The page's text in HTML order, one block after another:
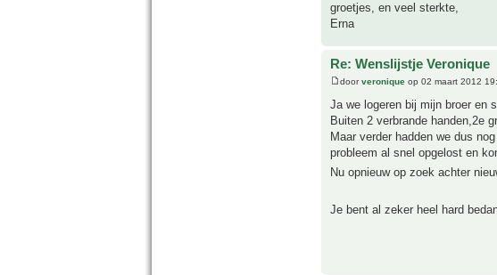
groetjes, en veel sterkte,
Erna
Re: Wenslijstje Veronique
doorveronique op 02 maart 2012
Ja we logeren bij mijn broer en
Buiten 2 verbrande handen,2e
Maar verder hadden we dus
probleem al snel opgelost en
Nu opnieuw op zoek achter
Je bent al zeker heel hard